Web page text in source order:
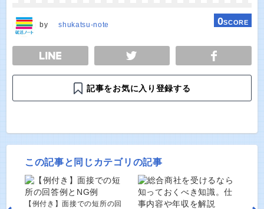
by shukatsu-note 0SCORE
TWEET
記事をお気に入り登録する
この記事と同じカテゴリの記事
【例付き】面接での短所の回